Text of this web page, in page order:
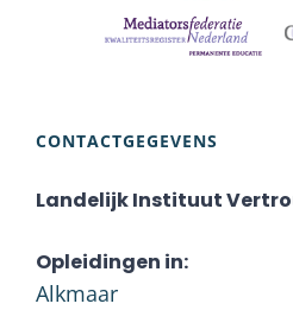
CONTACTGEGEVENS
Landelijk Instituut
Opleidingen in:
Alkmaar